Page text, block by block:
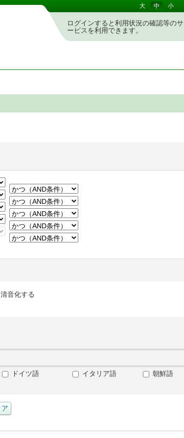
大 中 小
ログインすると利用状況の確認等のサ
ービスを利用できます。
清音化する
ドイツ語 イタリア語
朝鮮語